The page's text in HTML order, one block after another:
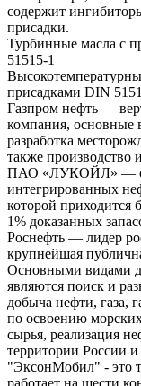
содержит
присадки.
Турбинные масла с
51515-1
присадками DIN
Газпром нефть —
компания, основные
разработка
также производство
ПАО «ЛУКОЙЛ» —
интегрированных
которой приходится
1% доказанных
Роснефть — лидер
крупнейшая
Основными видами
являются поиск и
добыча нефти, газа,
по освоению
сырья, реализация
территории России и
"ЭксонМобил" - это